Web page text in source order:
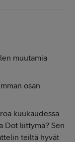
muutamia
osan
kuukaudessa
Dot liittymä? Sen
teiltä hyvät